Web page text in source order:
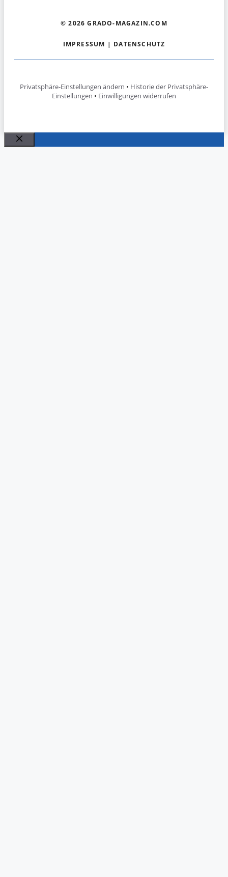
© 2026 GRADO-MAGAZIN.COM
IMPRESSUM | DATENSCHUTZ
Privatsphäre-Einstellungen ändern • Historie der Privatsphäre-
Einstellungen • Einwilligungen widerrufen
Schließen